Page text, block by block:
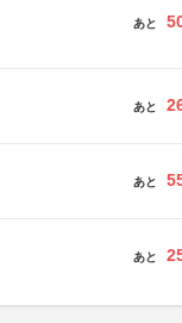
あと
あと
あと
あと